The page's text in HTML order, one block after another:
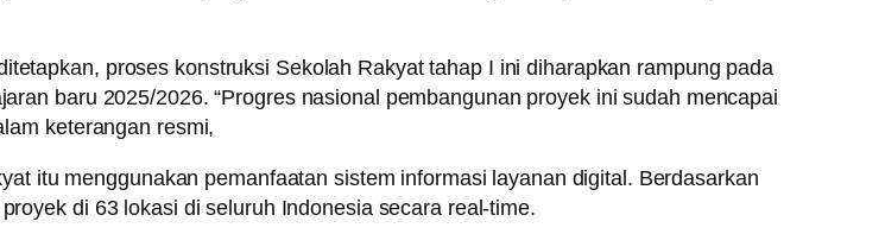
proses konstruksi Sekolah Rakyat tahap I ini diharapkan rampung pada
baru 2025/2026. “Progres nasional pembangunan proyek ini sudah mencapai
keterangan resmi,
itu menggunakan pemanfaatan sistem informasi layanan digital. Berdasarkan
di 63 lokasi di seluruh Indonesia secara real-time.